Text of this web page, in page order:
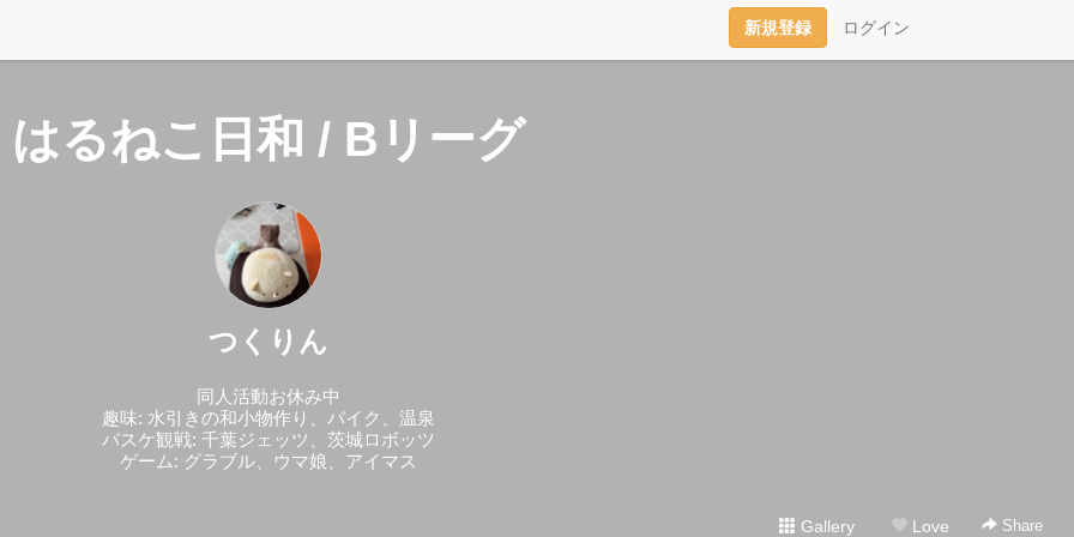
新規登録 ログイン
はるねこ日和 / Bリーグ
つくりん
同人活動お休み中
趣味: 水引きの和小物作り、バイク、温泉
バスケ観戦: 千葉ジェッツ、茨城ロボッツ
ゲーム: グラブル、ウマ娘、アイマス
Gallery Love Share